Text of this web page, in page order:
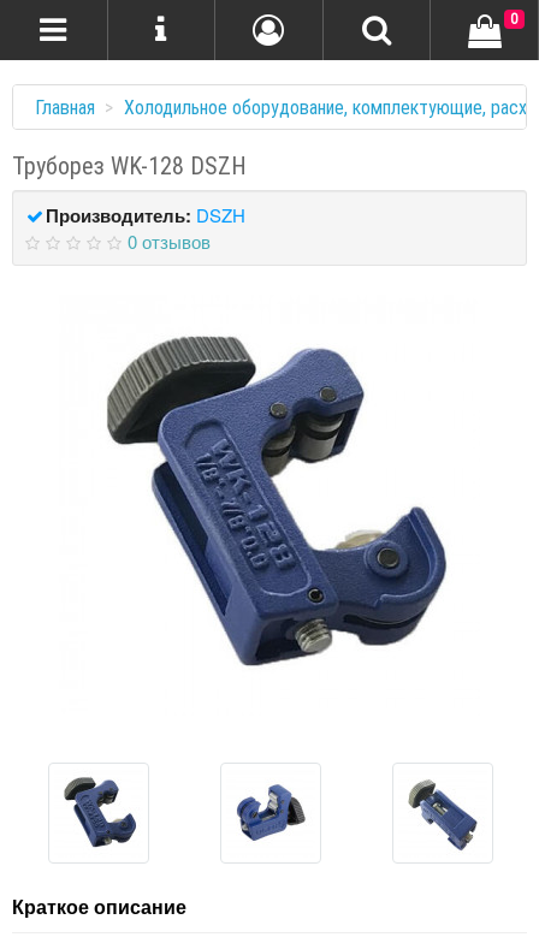
0
Главная Холодильное оборудование, комплектующие,
Труборез WK-128 DSZH
Производитель: DSZH
0 отзывов
Краткое описание